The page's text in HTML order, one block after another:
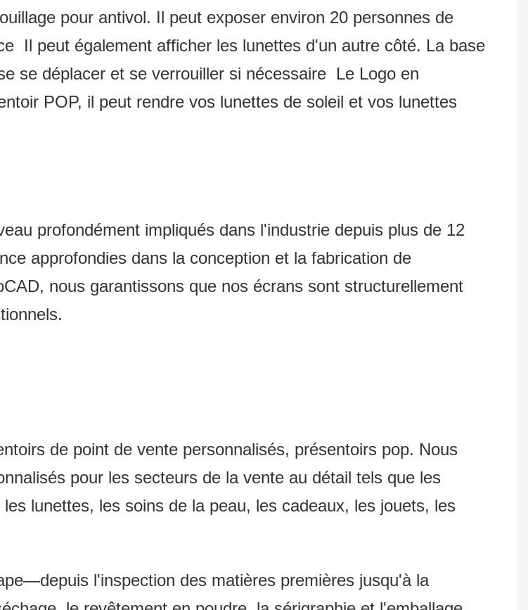
pour antivol. Il peut exposer environ 20 personnes de
Il peut également afficher les lunettes d'un autre côté. La base
se déplacer et se verrouiller si nécessaire Le Logo en
POP, il peut rendre vos lunettes de soleil et vos lunettes
profondément impliqués dans l'industrie depuis plus de 12
approfondies dans la conception et la fabrication de
nous garantissons que nos écrans sont structurellement
de point de vente personnalisés, présentoirs pop. Nous
pour les secteurs de la vente au détail tels que les
lunettes, les soins de la peau, les cadeaux, les jouets, les
l'inspection des matières premières jusqu'à la